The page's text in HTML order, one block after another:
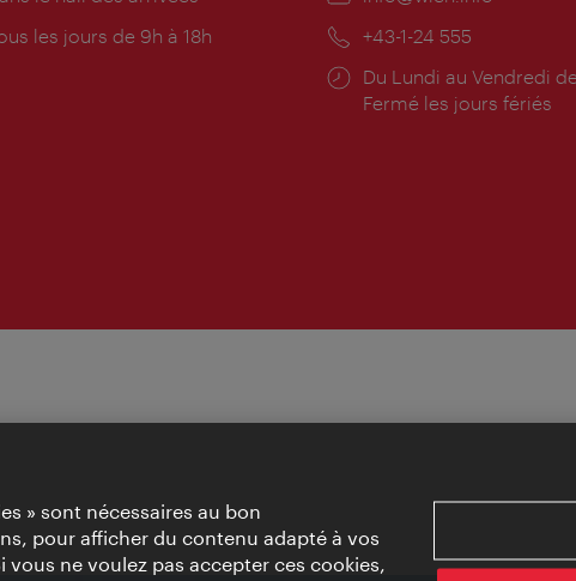
les jours de 9h à 18h
Téléphone:
+43-1-24 555
Horaires
d'ouverture:
Du Lundi au Vendredi
Fermé les jours fériés
» sont nécessaires au bon
pour afficher du contenu adapté à vos
ne voulez pas accepter ces cookies,